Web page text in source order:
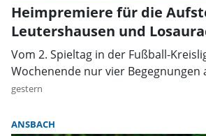
Heimpremiere für die
Leutershausen und
Vom 2. Spieltag in der Fußball-
Wochenende nur vier Begegnungen
gestern
ANSBACH